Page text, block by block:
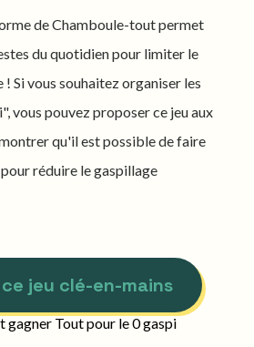
de Chamboule-tout permet
du quotidien pour limiter le
Si vous souhaitez organiser les
vous pouvez proposer ce jeu aux
qu'il est possible de faire
réduire le gaspillage
jeu clé-en-mains